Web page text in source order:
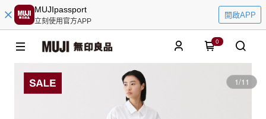
MUJIpassport
立刻使用官方APP
開啟APP
0
1/11